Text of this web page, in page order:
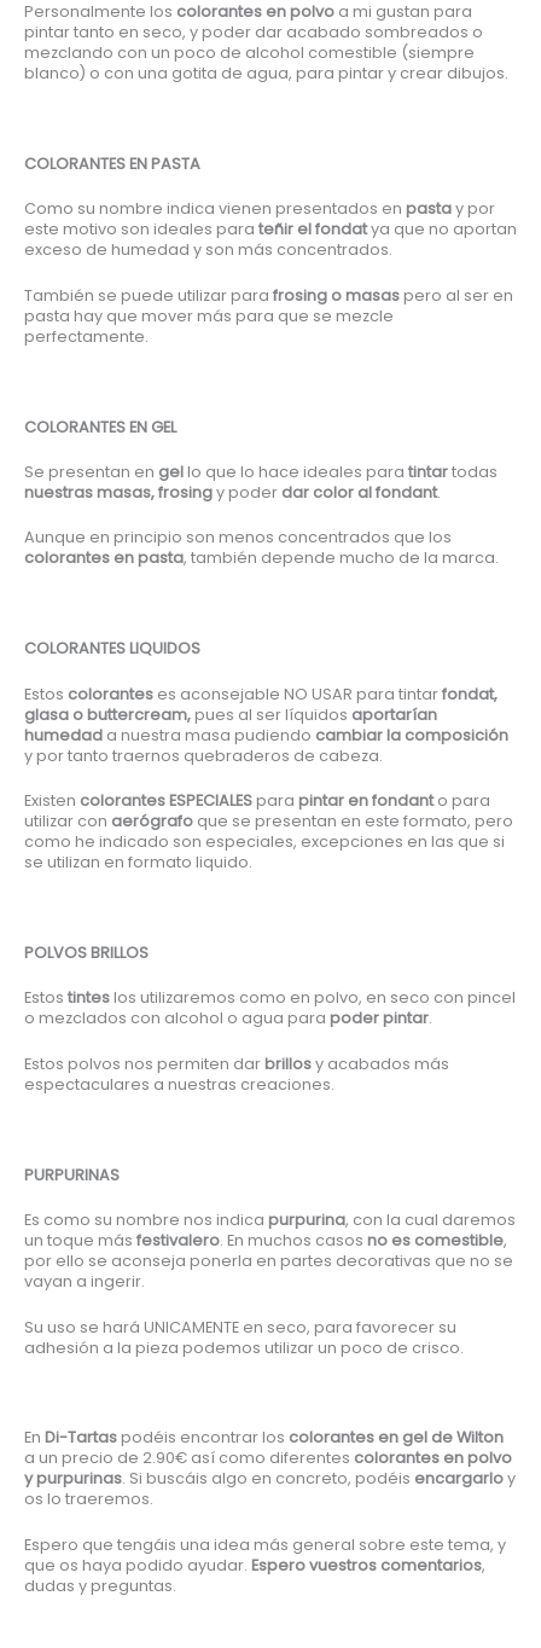
Personalmente los colorantes en polvo a mi gustan para
pintar tanto en seco, y poder dar acabado sombreados o
mezclando con un poco de alcohol comestible (siempre
blanco) o con una gotita de agua, para pintar y crear dibujos.
COLORANTES EN PASTA
Como su nombre indica vienen presentados en pastay por
este motivo son ideales para teñir el fondatya que no aportan
exceso de humedad y son más concentrados.
También se puede utilizar para frosing o masaspero al ser en
pasta hay que mover más para que se mezcle
perfectamente.
COLORANTES EN GEL
Se presentan en gello que lo hace ideales para tintartodas
nuestras masas, frosingy poder dar color al fondant.
Aunque en principio son menos concentrados que los
colorantes en pasta, también depende mucho de la marca.
COLORANTES LIQUIDOS
Estos colorantes es aconsejable NO USAR para tintarfondat,
glasa o buttercream,pues al ser líquidos aportarían
humedad a nuestra masa pudiendo cambiar la composición
y por tanto traernos quebraderos de cabeza.
Existen colorantes ESPECIALESpara pintar en fondanto para
utilizar con aerógrafo que se presentan en este formato, pero
como he indicado son especiales, excepciones en las que si
se utilizan en formato liquido.
POLVOS BRILLOS
Estos tinteslos utilizaremos como en polvo, en seco con pincel
o mezclados con alcohol o agua para poder pintar.
Estos polvos nos permiten darbrillosy acabados más
espectaculares a nuestras creaciones.
PURPURINAS
Es como su nombre nos indica purpurina, con la cual daremos
un toque más festivalero. En muchos casos no es comestible,
por ello se aconseja ponerla en partes decorativas que no se
vayan a ingerir.
Su uso se hará UNICAMENTE en seco, para favorecer su
adhesión a la pieza podemos utilizar un poco de crisco.
En Di-Tartaspodéis encontrar los colorantes en gel de Wilton
a un precio de 2.90€ así como diferentes colorantes en polvo
y purpurinas. Si buscáis algo en concreto, podéis encargarloy
os lo traeremos.
Espero que tengáis una idea más general sobre este tema, y
que os haya podido ayudar. Espero vuestros comentarios,
dudas y preguntas.